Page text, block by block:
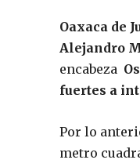
Oaxaca de
Alejandro
encabeza
fuertes a
Por lo
metro